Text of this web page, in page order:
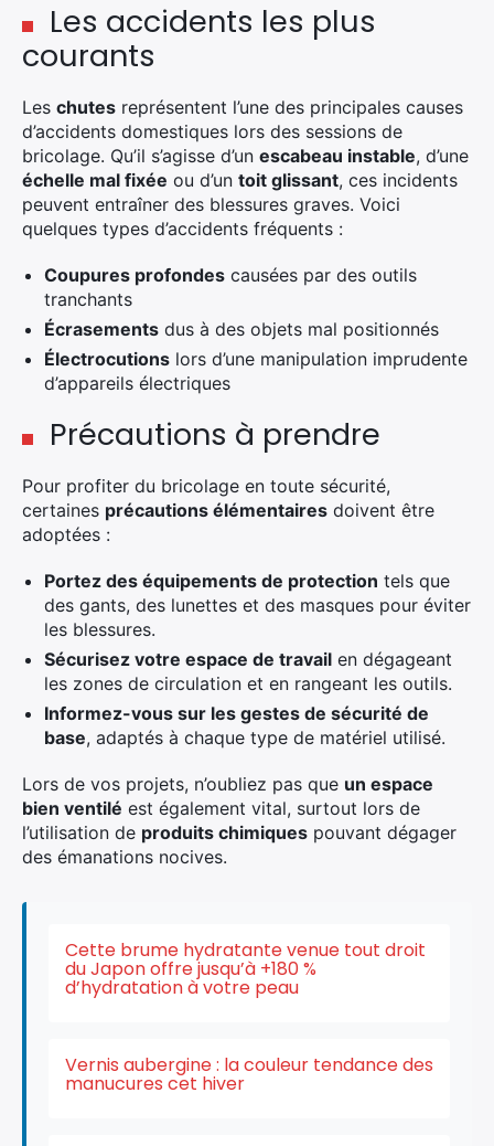
Les accidents les plus
courants
Les chutes représentent l’une des principales causes
d’accidents domestiques lors des sessions de
bricolage. Qu’il s’agisse d’un escabeau instable, d’une
échelle mal fixée ou d’un toit glissant, ces incidents
peuvent entraîner des blessures graves. Voici
quelques types d’accidents fréquents :
Coupures profondes causées par des outils
tranchants
Écrasements dus à des objets mal positionnés
Électrocutions lors d’une manipulation imprudente
d’appareils électriques
Précautions à prendre
Pour profiter du bricolage en toute sécurité,
certaines précautions élémentaires doivent être
adoptées :
Portez des équipements de protection tels que
des gants, des lunettes et des masques pour éviter
les blessures.
Sécurisez votre espace de travail en dégageant
les zones de circulation et en rangeant les outils.
Informez-vous sur les gestes de sécurité de
base, adaptés à chaque type de matériel utilisé.
Lors de vos projets, n’oubliez pas que un espace
bien ventilé est également vital, surtout lors de
l’utilisation de produits chimiques pouvant dégager
des émanations nocives.
Cette brume hydratante venue tout droit
du Japon offre jusqu’à +180 %
d’hydratation à votre peau
Vernis aubergine : la couleur tendance des
manucures cet hiver